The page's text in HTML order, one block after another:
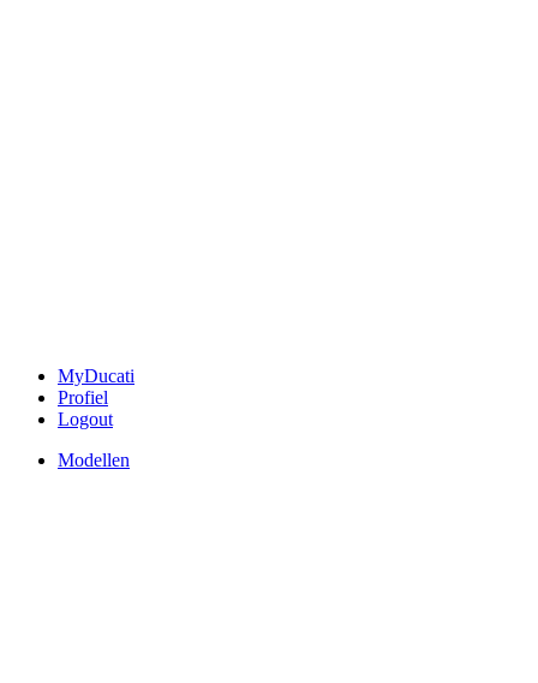
MyDucati
Profiel
Logout
Modellen